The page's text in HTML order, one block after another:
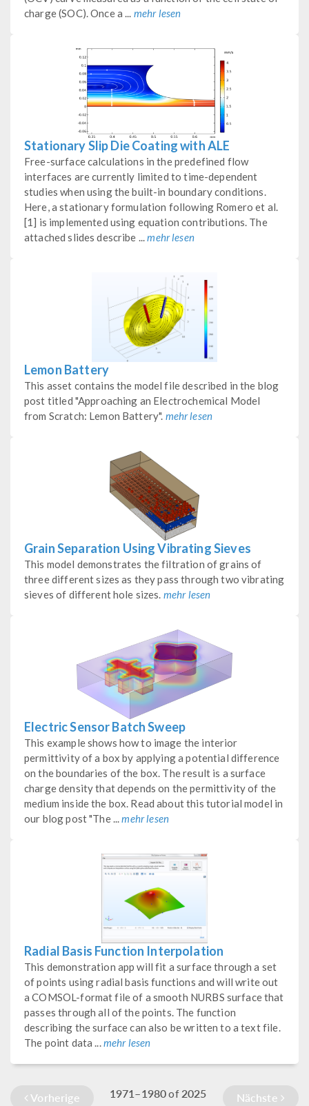
charge (SOC). Once a ... mehr lesen
Stationary Slip Die Coating with ALE
Free-surface calculations in the predefined flow
interfaces are currently limited to time-dependent
studies when using the built-in boundary conditions.
Here, a stationary formulation following Romero et al.
[1] is implemented using equation contributions. The
attached slides describe ...mehr lesen
Lemon Battery
This asset contains the model file described in the blog
post titled "Approaching an Electrochemical Model
from Scratch: Lemon Battery". mehr lesen
Grain Separation Using Vibrating Sieves
This model demonstrates the filtration of grains of
three different sizes as they pass through two vibrating
sieves of different hole sizes. mehr lesen
Electric Sensor Batch Sweep
This example shows how to image the interior
permittivity of a box by applying a potential difference
on the boundaries of the box. The result is a surface
charge density that depends on the permittivity of the
medium inside the box. Read about this tutorial model in
our blog post "The ...mehr lesen
Radial Basis Function Interpolation
This demonstration app will fit a surface through a set
of points using radial basis functions and will write out
a COMSOL-format file of a smooth NURBS surface that
passes through all of the points. The function
describing the surface can also be written to a text file.
The point data ...mehr lesen
Vorherige 1971–1980of2025 Nächste